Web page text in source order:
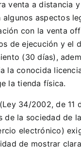
venta a distancia
algunos aspectos
con la venta
de ejecución y el
(30 días),
la conocida
la tienda física.
34/2002, de 11
de la sociedad de
electrónico)
de mostrar